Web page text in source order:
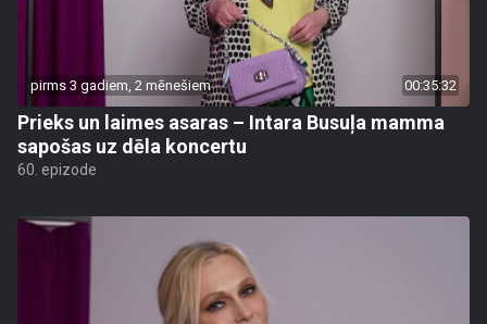
pirms 3 gadiem, 2 mēnešiem 00:35:32
Prieks un laimes asaras – Intara Busuļa mamma
sapošas uz dēla koncertu
60. epizode